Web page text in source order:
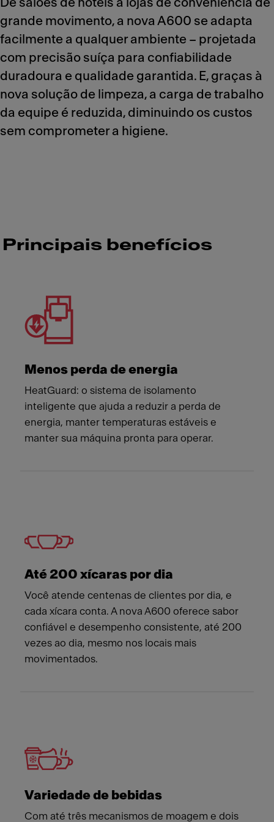
De salões de hotéis a lojas de conveniência de
grande movimento, a nova A600 se adapta
facilmente a qualquer ambiente – projetada
com precisão suíça para confiabilidade
duradoura e qualidade garantida. E, graças à
nova solução de limpeza, a carga de trabalho
da equipe é reduzida, diminuindo os custos
sem comprometer a higiene.
Principais benefícios
Menos perda de energia
HeatGuard: o sistema de isolamento
inteligente que ajuda a reduzir a perda de
energia, manter temperaturas estáveis ​​e
manter sua máquina pronta para operar.
Até 200 xícaras por dia
Você atende centenas de clientes por dia, e
cada xícara conta. A nova A600 oferece sabor
confiável e desempenho consistente, até 200
vezes ao dia, mesmo nos locais mais
movimentados.
Variedade de bebidas
Com até três mecanismos de moagem e dois